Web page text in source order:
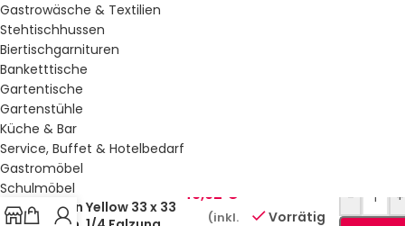
Gastrowäsche & Textilien
Stehtischhussen
Biertischgarnituren
Banketttische
Gartentische
Gartenstühle
Küche & Bar
Service, Buffet & Hotelbedarf
Gastromöbel
Schulmöbel
Sale %
Gastro Uzal
Zelltuchservietten
Sun Yellow 33 x 33
49,92 €
(inkl. Vorrätig
- +